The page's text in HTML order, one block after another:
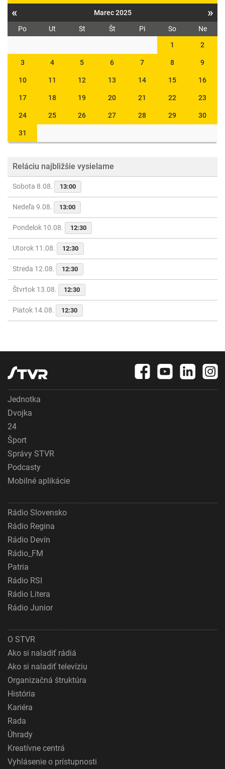
« Marec 2025 »
Po Ut St Št Pi So
Ne
1
2
3 4 5 6 7 8 9
10 11 12 13 14 15 16
17 18 19 20 21 22 23
24 25 26 27 28 29 30
31
Reláciu najbližšie vysielame
Sobota 8.08. 13:00
Nedeľa 9.08. 13:00
Pondelok 10.08. 12:30
Utorok 11.08. 12:30
Streda 12.08. 12:30
Štvrtok 13.08. 12:30
Piatok 14.08. 12:30
Jednotka
Dvojka
24
Šport
Správy STVR
Podcasty
Mobilné aplikácie
Rádio Slovensko
Rádio Regina
Rádio Devín
Rádio_FM
Patria
Rádio RSI
Rádio Litera
Rádio Junior
O STVR
Ako si naladiť rádiá
Ako si naladiť televíziu
Organizačná štruktúra
História
Kariéra
Rada
Úhrady
Kreatívne centrá
Vyhlásenie o prístupnosti